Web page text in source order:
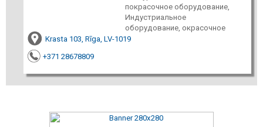
покрасочное оборудование,
Индустриальное
оборудование, окрасочное
Krasta 103, Rīga, LV-1019
+371 28678809